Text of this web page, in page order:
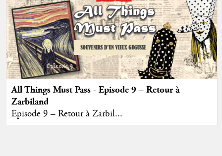
All Things Must Pass - Episode 9 – Retour à
Zarbiland
Episode 9 – Retour à Zarbil...